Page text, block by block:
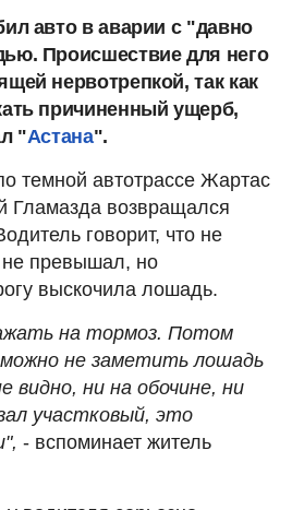
авто в аварии с "давно
Происшествие для него
нервотрепкой, так как
причиненный ущерб,
"Астана".
темной автотрассе Жартас
Гламазда возвращался
говорит, что не
не превышал, но
выскочила лошадь.
на тормоз. Потом
можно не заметить лошадь
видно, ни на обочине, ни
участковый, это
- вспоминает житель